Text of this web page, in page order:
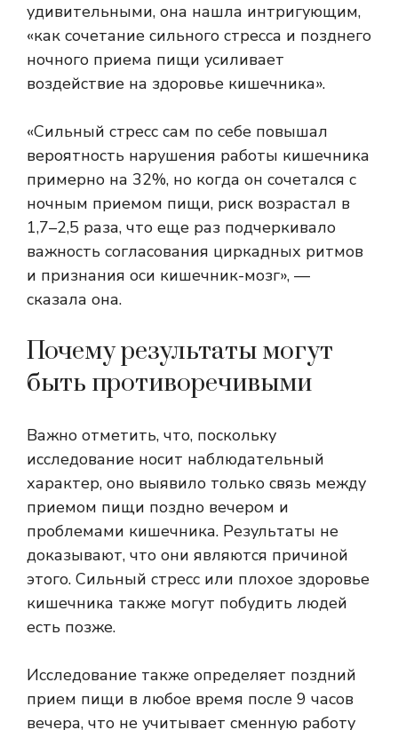
удивительными, она нашла интригующим,
«как сочетание сильного стресса и позднего
ночного приема пищи усиливает
воздействие на здоровье кишечника».
«Сильный стресс сам по себе повышал
вероятность нарушения работы кишечника
примерно на 32%, но когда он сочетался с
ночным приемом пищи, риск возрастал в
1,7–2,5 раза, что еще раз подчеркивало
важность согласования циркадных ритмов
и признания оси кишечник-мозг», —
сказала она.
Почему результаты могут
быть противоречивыми
Важно отметить, что, поскольку
исследование носит наблюдательный
характер, оно выявило только связь между
приемом пищи поздно вечером и
проблемами кишечника. Результаты не
доказывают, что они являются причиной
этого. Сильный стресс или плохое здоровье
кишечника также могут побудить людей
есть позже.
Исследование также определяет поздний
прием пищи в любое время после 9 часов
вечера, что не учитывает сменную работу